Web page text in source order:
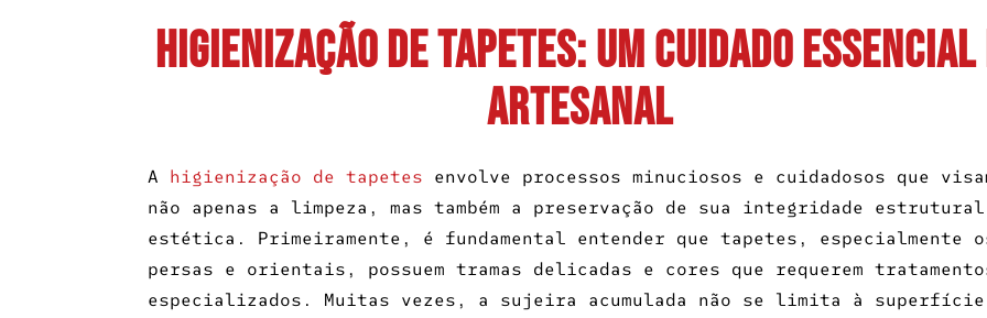
Higienização de Tapetes: Um Cuidado Essencial
Artesanal
A higienização de tapetes envolve processos minuciosos e cuidadosos que
não apenas a limpeza, mas também a preservação de sua integridade
estética. Primeiramente, é fundamental entender que tapetes, especialmente
persas e orientais, possuem tramas delicadas e cores que requerem
especializados. Muitas vezes, a sujeira acumulada não se limita à